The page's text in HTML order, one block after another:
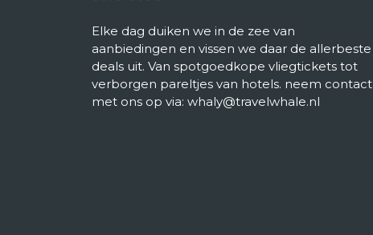
Elke dag duiken we in de zee van
aanbiedingen en vissen we daar de allerbeste
deals uit. Van spotgoedkope vliegtickets tot
verborgen pareltjes van hotels. neem contact
met ons op via: whaly@travelwhale.nl